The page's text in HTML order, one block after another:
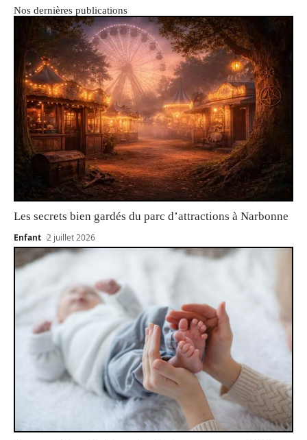
Nos dernières publications
Les secrets bien gardés du parc d’attractions à Narbonne
Enfant 2 juillet 2026